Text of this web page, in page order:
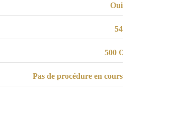
Oui
54
500 €
Pas de procédure en cours